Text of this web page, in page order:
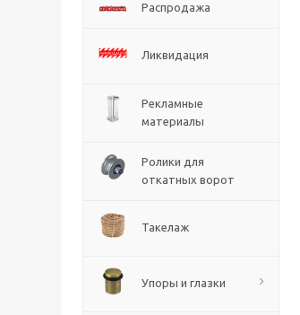
Распродажа
Ликвидация
Рекламные
материалы
Ролики для
откатных ворот
Такелаж
Упоры и глазки